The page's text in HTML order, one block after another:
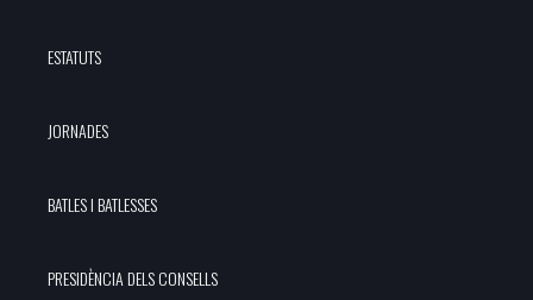
ESTATUTS
JORNADES
BATLES I BATLESSES
PRESIDÈNCIA DELS CONSELLS